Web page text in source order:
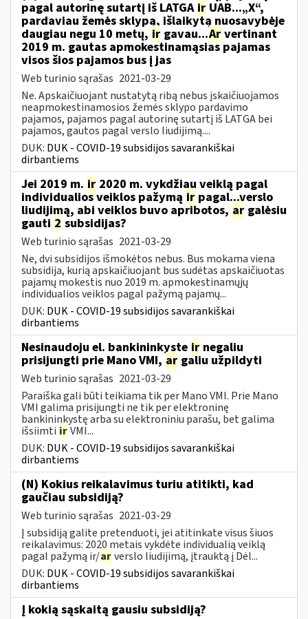
pagal autorinę sutartį iš LATGA ir UAB...„X“,
pardaviau žemės sklypą, išlaikytą nuosavybėje
daugiau negu 10 metų, ir gavau...Ar vertinant
2019 m. gautas apmokestinamąsias pajamas
visos šios pajamos bus į jas
Web turinio sąrašas 2021-03-29
Ne. Apskaičiuojant nustatytą ribą nebus įskaičiuojamos
neapmokestinamosios žemės sklypo pardavimo
pajamos, pajamos pagal autorinę sutartį iš LATGA bei
pajamos, gautos pagal verslo liudijimą....
DUK: DUK - COVID-19 subsidijos savarankiškai
dirbantiems
Jei 2019 m. ir 2020 m. vykdžiau veiklą pagal
individualios veiklos pažymą ir pagal...verslo
liudijimą, abi veiklos buvo apribotos, ar galėsiu
gauti 2 subsidijas?
Web turinio sąrašas 2021-03-29
Ne, dvi subsidijos išmokėtos nebus. Bus mokama viena
subsidija, kurią apskaičiuojant bus sudėtas apskaičiuotas
pajamų mokestis nuo 2019 m. apmokestinamųjų
individualios veiklos pagal pažymą pajamų...
DUK: DUK - COVID-19 subsidijos savarankiškai
dirbantiems
Nesinaudoju el. bankininkyste ir negaliu
prisijungti prie Mano VMI, ar galiu užpildyti
Web turinio sąrašas 2021-03-29
Paraiška gali būti teikiama tik per Mano VMI. Prie Mano
VMI galima prisijungti ne tik per elektroninę
bankininkystę arba su elektroniniu parašu, bet galima
išsiimti irVMI...
DUK: DUK - COVID-19 subsidijos savarankiškai
dirbantiems
(N) Kokius reikalavimus turiu atitikti, kad
gaučiau subsidiją?
Web turinio sąrašas 2021-03-29
Į subsidiją galite pretenduoti, jei atitinkate visus šiuos
reikalavimus: 2020 metais vykdėte individualią veiklą
pagal pažymą ir/arverslo liudijimą, įtrauktą į Dėl...
DUK: DUK - COVID-19 subsidijos savarankiškai
dirbantiems
Į kokią sąskaitą gausiu subsidiją?